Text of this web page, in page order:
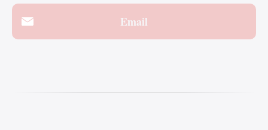
Email